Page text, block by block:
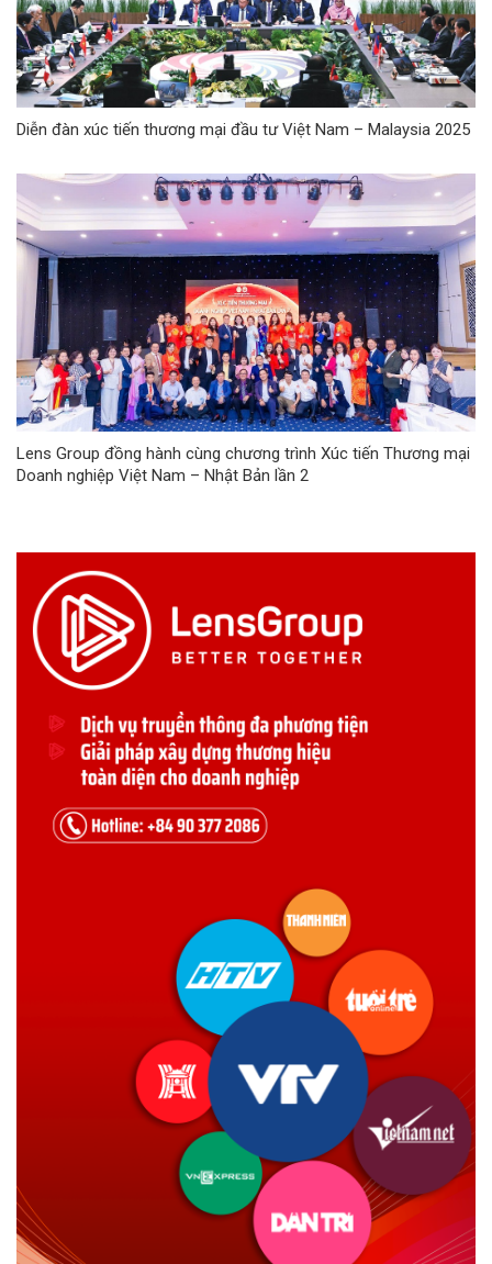
Diễn đàn xúc tiến thương mại đầu tư Việt Nam – Malaysia 2025
Lens Group đồng hành cùng chương trình Xúc tiến Thương mại
Doanh nghiệp Việt Nam – Nhật Bản lần 2